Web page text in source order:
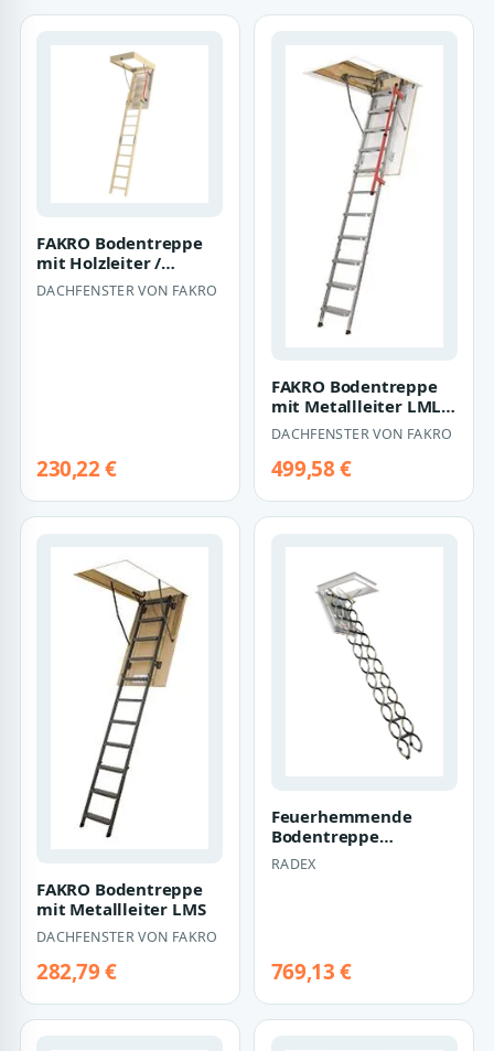
FAKRO Bodentreppe
mit Holzleiter /
Schiebeleiter LDK
DACHFENSTER VON FAKRO
230,22 €
FAKRO Bodentreppe
mit Metallleiter LML
LUX
DACHFENSTER VON FAKRO
499,58 €
FAKRO Bodentreppe
mit Metallleiter LMS
DACHFENSTER VON FAKRO
282,79 €
Feuerhemmende
Bodentreppe
Scherentreppe EI 60 –
Feuerwiderstandsklass…
RADEX
769,13 €